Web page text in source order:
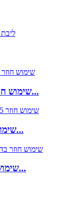
שימוש חוזר 2 עד 3 פעמים במפעל סרט...
שימוש חוזר 5 עד 10 פעמים בפילם...
שימוש חוזר 15 עד 20 פעמים בסרט...